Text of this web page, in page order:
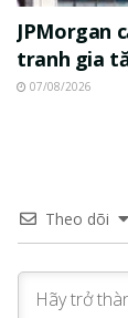
JPMorgan
tranh gia
07/08/2026
Theo dõi